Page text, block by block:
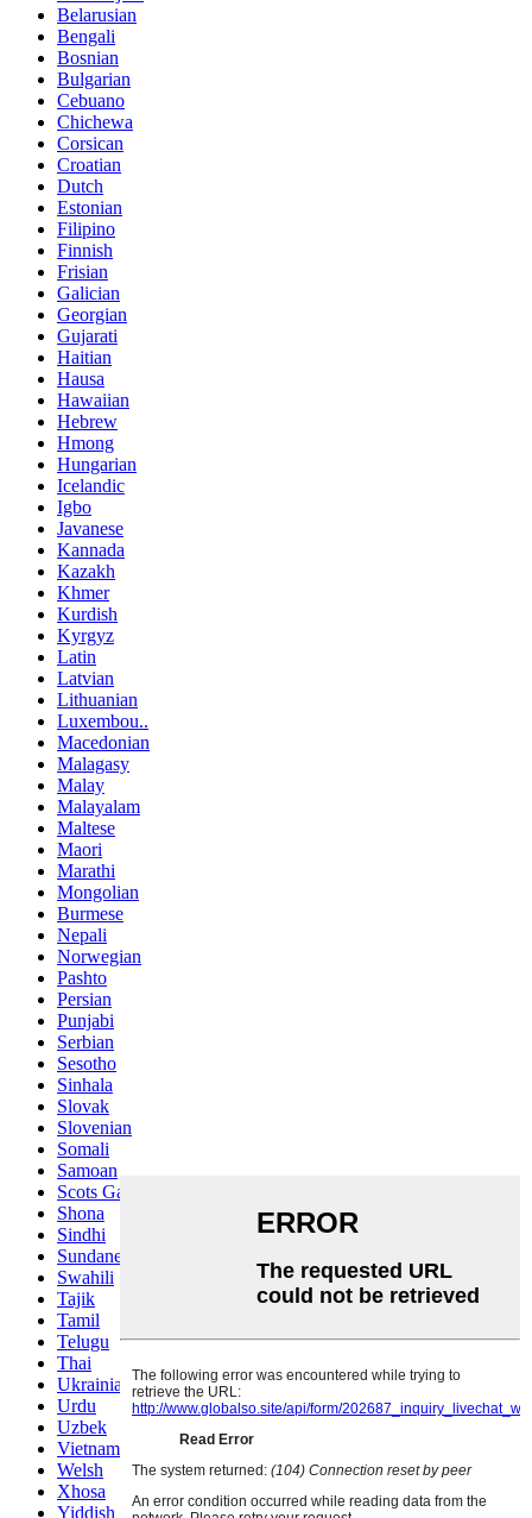
Belarusian
Bengali
Bosnian
Bulgarian
Cebuano
Chichewa
Corsican
Croatian
Dutch
Estonian
Filipino
Finnish
Frisian
Galician
Georgian
Gujarati
Haitian
Hausa
Hawaiian
Hebrew
Hmong
Hungarian
Icelandic
Igbo
Javanese
Kannada
Kazakh
Khmer
Kurdish
Kyrgyz
Latin
Latvian
Lithuanian
Luxembou..
Macedonian
Malagasy
Malay
Malayalam
Maltese
Maori
Marathi
Mongolian
Burmese
Nepali
Norwegian
Pashto
Persian
Punjabi
Serbian
Sesotho
Sinhala
Slovak
Slovenian
Somali
Samoan
Scots Gaelic
Shona
Sindhi
Sundanese
Swahili
Tajik
Tamil
Telugu
Thai
Ukrainian
Urdu
Uzbek
Vietnamese
Welsh
Xhosa
Yiddish